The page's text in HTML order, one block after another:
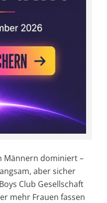
Männern dominiert –
aber sicher
Club Gesellschaft
mehr Frauen fassen